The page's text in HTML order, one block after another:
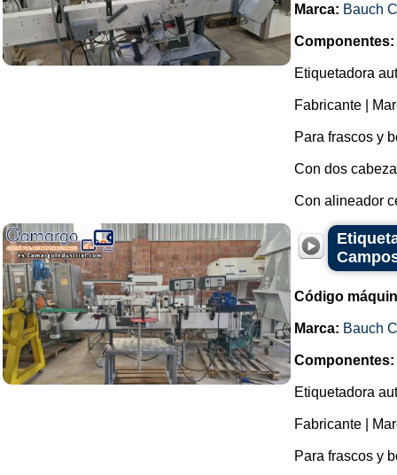
Marca: Bauch
Componentes:
Etiquetadora
Fabricante |
Para frascos y
Con dos
Con alineador
Código
Marca: Bauch
Componentes:
Etiquetadora
Fabricante |
Para frascos y